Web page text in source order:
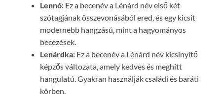
Lennó: Ez a becenév a Lénárd név első két
szótagjának összevonásából ered, és egy kicsit
modernebb hangzású, mint a hagyományos
becézések.
Lenárdka: Ez a becenév a Lénárd név kicsinyítő
képzős változata, amely kedves és meghitt
hangulatú. Gyakran használják családi és baráti
körben.